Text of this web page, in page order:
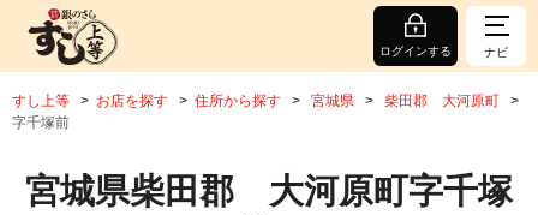
ログインする ナビ
すし上等 お店を探す 住所から探す 宮城県
柴田郡 大河原町
字千塚前
宮城県柴田郡 大河原町字千塚